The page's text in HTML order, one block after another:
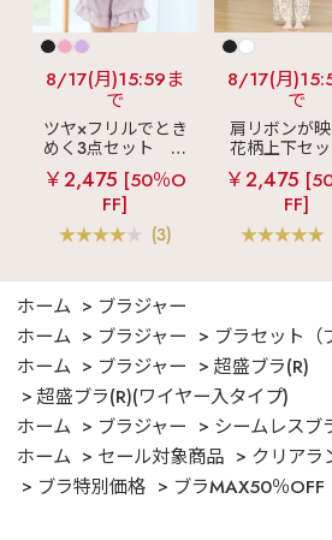
8/17(月)15:59ま
で
ツヤ×フリルでとき
めく3点セット
シ
ルキー ショートパ
ンツ 3点セット
￥2,475 [50％O
FF]
(3)
8/17(月
で
肩リボンが
花柄上下セ
メニーフラワ
ングパンツ
ット
￥2,475
FF]
ホーム
ブラジャー
ホーム
ブラジャー
ブラセット（
ホーム
ブラジャー
超盛ブラ(R)
超盛ブラ(R)(ワイヤー入タイプ)
ホーム
ブラジャー
シームレスブ
ホーム
セール対象商品
クリアラ
ブラ特別価格
ブラMAX50％OFF